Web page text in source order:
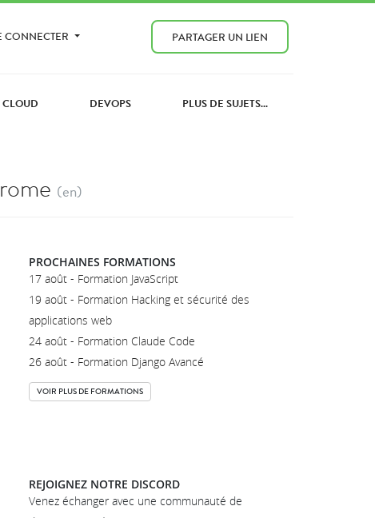
CONNECTER PARTAGER UN LIEN
CLOUD DEVOPS PLUS DE SUJETS...
(en)
PROCHAINES FORMATIONS
17 août - Formation JavaScript
19 août - Formation Hacking et sécurité des
applications web
24 août - Formation Claude Code
26 août - Formation Django Avancé
VOIR PLUS DE FORMATIONS
REJOIGNEZ NOTRE DISCORD
Venez échanger avec une communauté de